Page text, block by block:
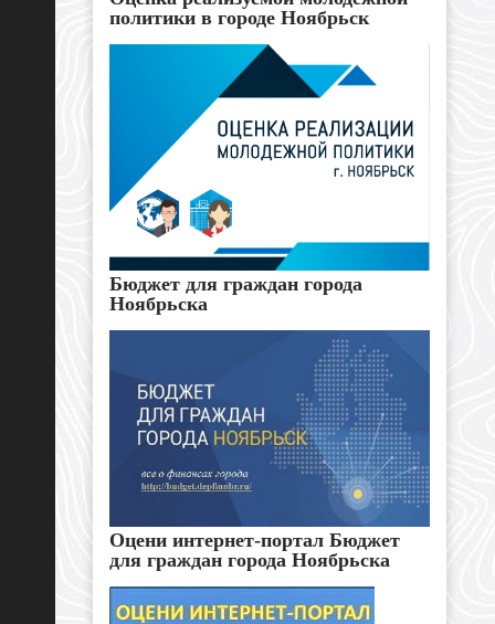
политики в городе Ноябрьск
Бюджет для граждан города
Ноябрьска
Оцени интернет-портал Бюджет
для граждан города Ноябрьска